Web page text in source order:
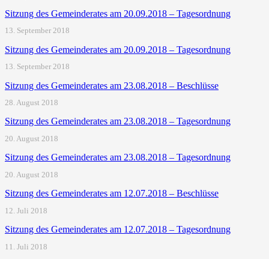
Sitzung des Gemeinderates am 20.09.2018 – Tagesordnung
13. September 2018
Sitzung des Gemeinderates am 20.09.2018 – Tagesordnung
13. September 2018
Sitzung des Gemeinderates am 23.08.2018 – Beschlüsse
28. August 2018
Sitzung des Gemeinderates am 23.08.2018 – Tagesordnung
20. August 2018
Sitzung des Gemeinderates am 23.08.2018 – Tagesordnung
20. August 2018
Sitzung des Gemeinderates am 12.07.2018 – Beschlüsse
12. Juli 2018
Sitzung des Gemeinderates am 12.07.2018 – Tagesordnung
11. Juli 2018